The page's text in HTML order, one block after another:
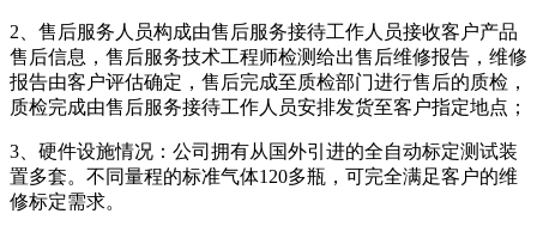
2、售后服务人员构成由售后服务接待工作人员接收客户产品
售后信息，售后服务技术工程师检测给出售后维修报告，维修
报告由客户评估确定，售后完成至质检部门进行售后的质检，
质检完成由售后服务接待工作人员安排发货至客户指定地点；
3、硬件设施情况：公司拥有从国外引进的全自动标定测试装
置多套。不同量程的标准气体120多瓶，可完全满足客户的维
修标定需求。